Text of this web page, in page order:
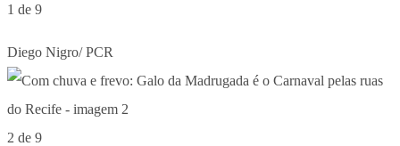
1 de 9
Diego Nigro/ PCR
2 de 9